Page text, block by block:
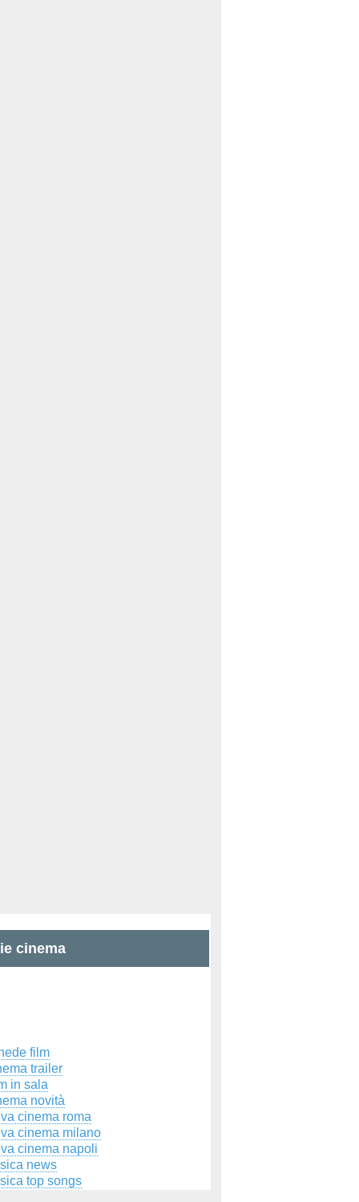
cinema
film
trailer
in sala
novità
cinema roma
cinema milano
cinema napoli
news
top songs